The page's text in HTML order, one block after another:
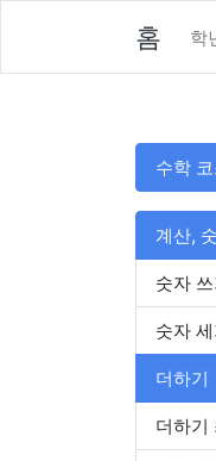
홈 학
수학
계산,
숫자 쓰
숫자 세
더하기
더하기